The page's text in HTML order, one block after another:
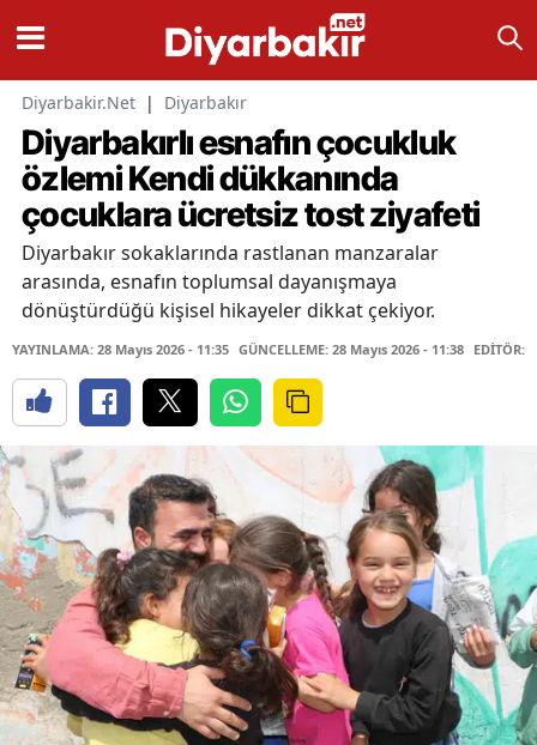
Diyarbakir.Net | Diyarbakır
Diyarbakırlı esnafın çocukluk
özlemi Kendi dükkanında
çocuklara ücretsiz tost ziyafeti
Diyarbakır sokaklarında rastlanan manzaralar
arasında, esnafın toplumsal dayanışmaya
dönüştürdüğü kişisel hikayeler dikkat çekiyor.
YAYINLAMA: 28 Mayıs 2026 - 11:35 GÜNCELLEME: 28 Mayıs 2026 - 11:38 EDİTÖR: